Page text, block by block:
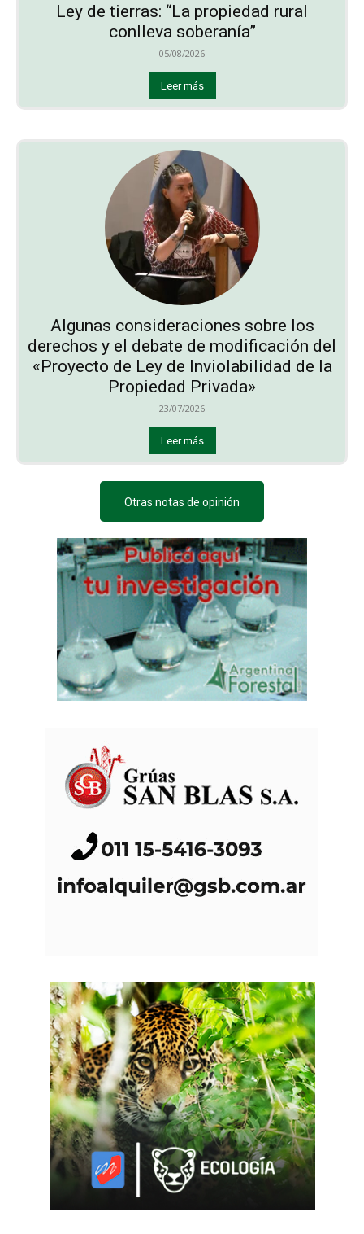
Ley de tierras: “La propiedad rural
conlleva soberanía”
05/08/2026
Leer más
Algunas consideraciones sobre los
derechos y el debate de modificación del
«Proyecto de Ley de Inviolabilidad de la
Propiedad Privada»
23/07/2026
Leer más
Otras notas de opinión